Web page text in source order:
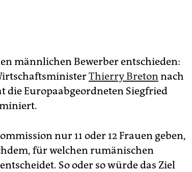
männlichen Bewerber entschieden:
Thierry Bretonnach
die Europaabgeordneten Siegfried
nur 11 oder 12 Frauen geben,
für welchen rumänischen
So oder so würde das Ziel